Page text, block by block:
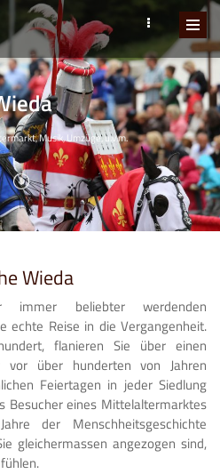
Musik, Umzüge, u.v.m.
Wieda
beliebter werdenden
echte Reise in die Vergangenheit.
flanieren Sie über einen
über hunderten von Jahren
Feiertagen in jeder Siedlung
Besucher eines Mittelaltermarktes
der Menschheitsgeschichte
gleichermassen angezogen sind,